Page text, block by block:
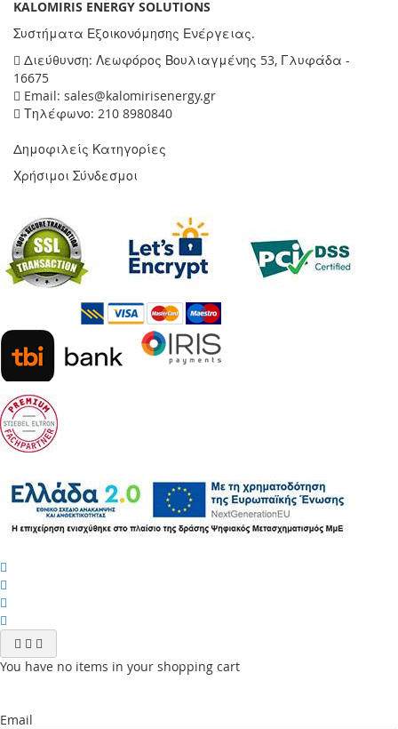
KALOMIRIS ENERGY SOLUTIONS
Συστήματα Εξοικονόμησης Ενέργειας.
Διεύθυνση: Λεωφόρος Βουλιαγμένης 53, Γλυφάδα -
16675
Email: sales@kalomirisenergy.gr
Τηλέφωνο: 210 8980840
Δημοφιλείς Κατηγορίες
Χρήσιμοι Σύνδεσμοι
You have no items in your shopping cart
Email